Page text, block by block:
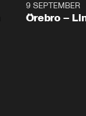
Plus
9 SEPTEMBER
Örebro –